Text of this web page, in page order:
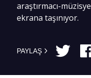
araştırmacı-
ekrana taşınıyor.
PAYLAŞ